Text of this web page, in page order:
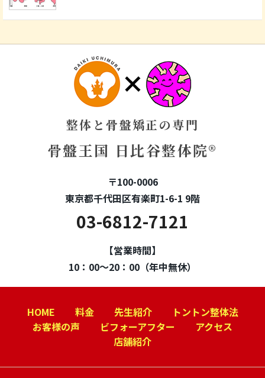
整体と骨盤矯正の専門
骨盤王国 日比谷整体院®
〒100-0006
東京都千代田区有楽町1-6-1 9階
03-6812-7121
【営業時間】
10：00～20：00（年中無休）
HOME 料金 先生紹介
トントン整体法
お客様の声
ビフォーアフター
アクセス
店舗紹介